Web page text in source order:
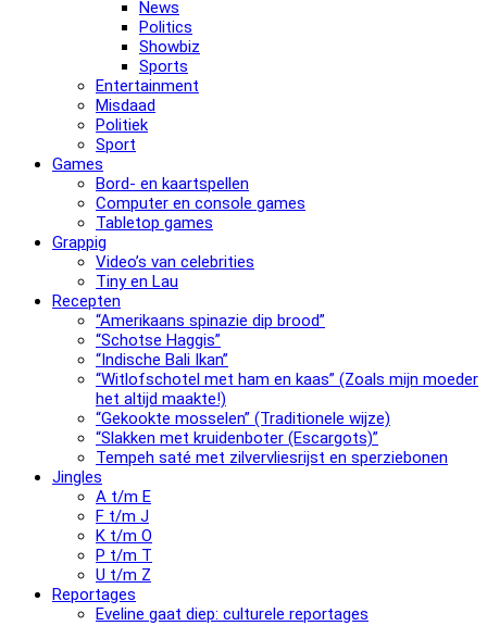
News
Politics
Showbiz
Sports
Entertainment
Misdaad
Politiek
Sport
Games
Bord- en kaartspellen
Computer en console games
Tabletop games
Grappig
Video’s van celebrities
Tiny en Lau
Recepten
“Amerikaans spinazie dip brood”
“Schotse Haggis”
“Indische Bali Ikan”
“Witlofschotel met ham en kaas” (Zoals mijn moeder
het altijd maakte!)
“Gekookte mosselen” (Traditionele wijze)
“Slak­ken met krui­den­bo­ter (Escargots)”
Tempeh saté met zilvervliesrijst en sperziebonen
Jingles
A t/m E
F t/m J
K t/m O
P t/m T
U t/m Z
Reportages
Eveline gaat diep: culturele reportages